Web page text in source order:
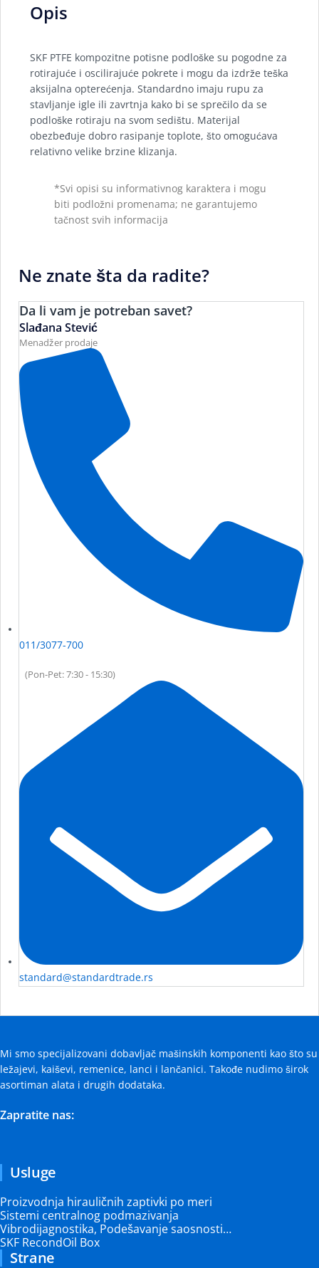
Opis
SKF PTFE kompozitne potisne podloške su pogodne za
rotirajuće i oscilirajuće pokrete i mogu da izdrže teška
aksijalna opterećenja. Standardno imaju rupu za
stavljanje igle ili zavrtnja kako bi se sprečilo da se
podloške rotiraju na svom sedištu. Materijal
obezbeđuje dobro rasipanje toplote, što omogućava
relativno velike brzine klizanja.
*Svi opisi su informativnog karaktera i mogu
biti podložni promenama; ne garantujemo
tačnost svih informacija
Ne znate šta da radite?
Da li vam je potreban savet?
Slađana Stević
Menadžer prodaje
011/3077-700
(Pon-Pet: 7:30 - 15:30)
standard@standardtrade.rs
Mi smo specijalizovani dobavljač mašinskih komponenti kao što su
ležajevi, kaiševi, remenice, lanci i lančanici. Takođe nudimo širok
asortiman alata i drugih dodataka.
Zapratite nas:
Usluge
Proizvodnja hirauličnih zaptivki po meri
Sistemi centralnog podmazivanja
Vibrodijagnostika, Podešavanje saosnosti…
SKF RecondOil Box
Strane